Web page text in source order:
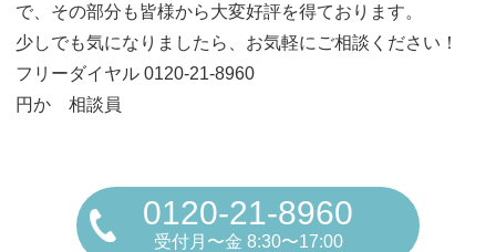
で、その部分も皆様から大変好評を得ております。
少しでも気になりましたら、お気軽にご相談ください！
フリーダイヤル 0120-21-8960
円か 相談員
0120-21-8960
受付月〜金 8:30〜17:00